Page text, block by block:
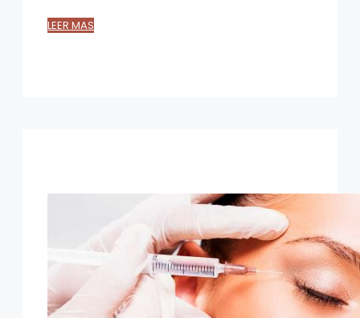
LEER MAS